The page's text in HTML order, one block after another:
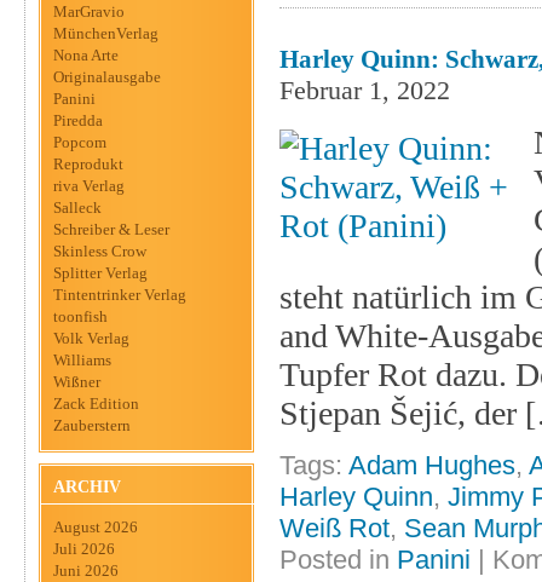
MarGravio
MünchenVerlag
Nona Arte
Originalausgabe
Panini
Piredda
Popcom
Reprodukt
riva Verlag
Salleck
Schreiber & Leser
Skinless Crow
Splitter Verlag
Tintentrinker Verlag
toonfish
Volk Verlag
Williams
Wißner
Zack Edition
Zauberstern
ARCHIV
August 2026
Juli 2026
Juni 2026
Harley Quinn:
Februar 1, 2022
steht natürlich im
and White-
Tupfer Rot dazu.
Stjepan Šejić,
Tags: Adam Hughes,
Harley Quinn, Jimmy
Weiß Rot, Sean
Posted in Panini |